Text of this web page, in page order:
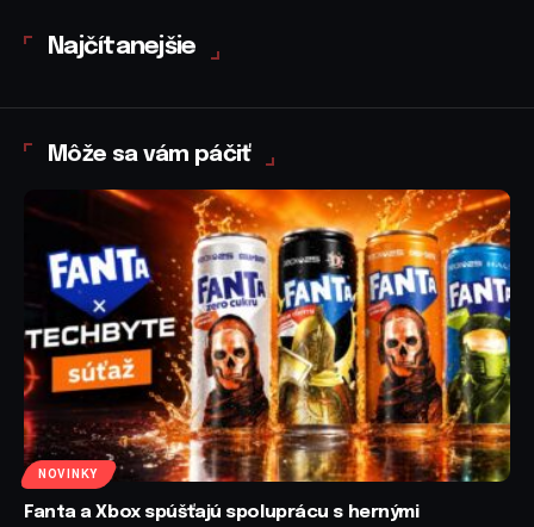
Najčítanejšie
Môže sa vám páčiť
NOVINKY
Fanta a Xbox spúšťajú spoluprácu s hernými